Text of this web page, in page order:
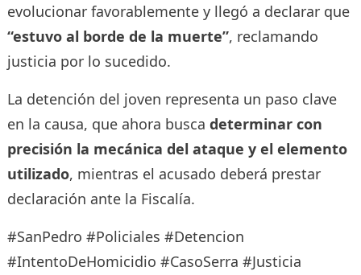
evolucionar favorablemente y llegó a declarar que
“estuvo al borde de la muerte”, reclamando
justicia por lo sucedido.
La detención del joven representa un paso clave
en la causa, que ahora busca determinar con
precisión la mecánica del ataque y el elemento
utilizado, mientras el acusado deberá prestar
declaración ante la Fiscalía.
#SanPedro #Policiales #Detencion
#IntentoDeHomicidio #CasoSerra #Justicia